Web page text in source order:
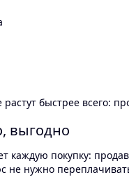
растут быстрее всего:
выгодно
каждую покупку:
не нужно